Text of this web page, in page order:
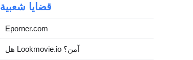
قضايا شعبية
Eporner.com
هل Lookmovie.io آمن؟